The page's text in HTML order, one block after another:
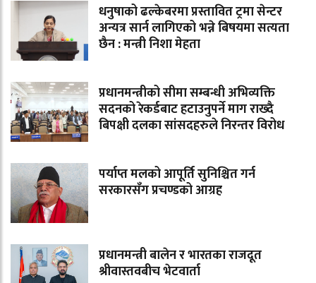
धनुषाको ढल्केबरमा प्रस्तावित ट्रमा सेन्टर
अन्यत्र सार्न लागिएको भन्ने बिषयमा सत्यता
छैन : मन्त्री निशा मेहता
प्रधानमन्त्रीको सीमा सम्बन्धी अभिव्यक्ति
सदनको रेकर्डबाट हटाउनुपर्ने माग राख्दै
बिपक्षी दलका सांसदहरुले निरन्तर विरोध
पर्याप्त मलको आपूर्ति सुनिश्चित गर्न
सरकारसँग प्रचण्डको आग्रह
प्रधानमन्त्री बालेन र भारतका राजदूत
श्रीवास्तवबीच भेटवार्ता